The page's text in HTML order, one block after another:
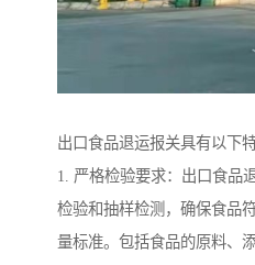
出口食品退运报关具有以下特
1. 严格检验要求：出口食品
检验和抽样检测，确保食品
量标准。包括食品的原料、